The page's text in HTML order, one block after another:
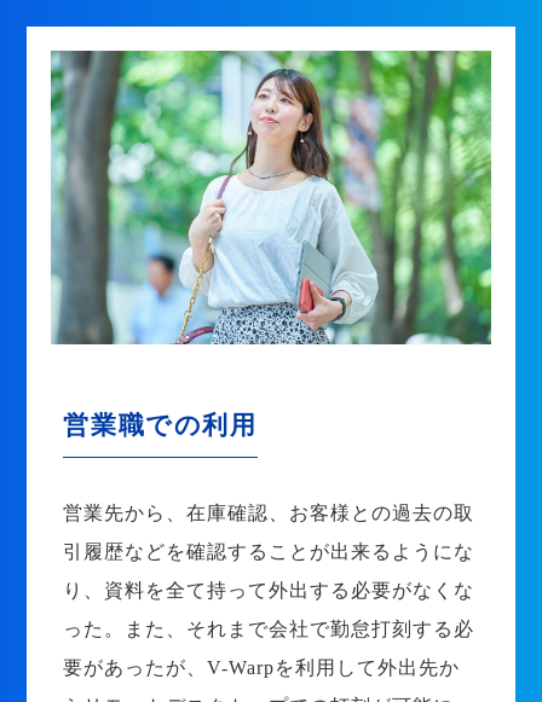
営業職での利用
営業先から、在庫確認、お客様との過去の取
引履歴などを確認することが出来るようにな
り、資料を全て持って外出する必要がなくな
った。また、それまで会社で勤怠打刻する必
要があったが、V-Warpを利用して外出先か